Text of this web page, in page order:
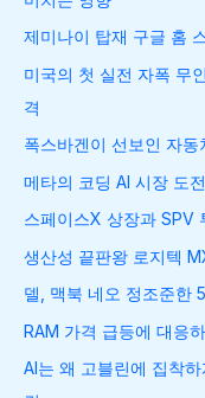
제미나이 탑재 구글 홈
미국의 첫 실전 자폭 무
격
폭스바겐이 선보인 자
메타의 코딩 AI 시장 도
스페이스X 상장과 SPV
생산성 끝판왕 로지텍
델, 맥북 네오 정조준한
RAM 가격 급등에 대응
AI는 왜 고블린에 집착